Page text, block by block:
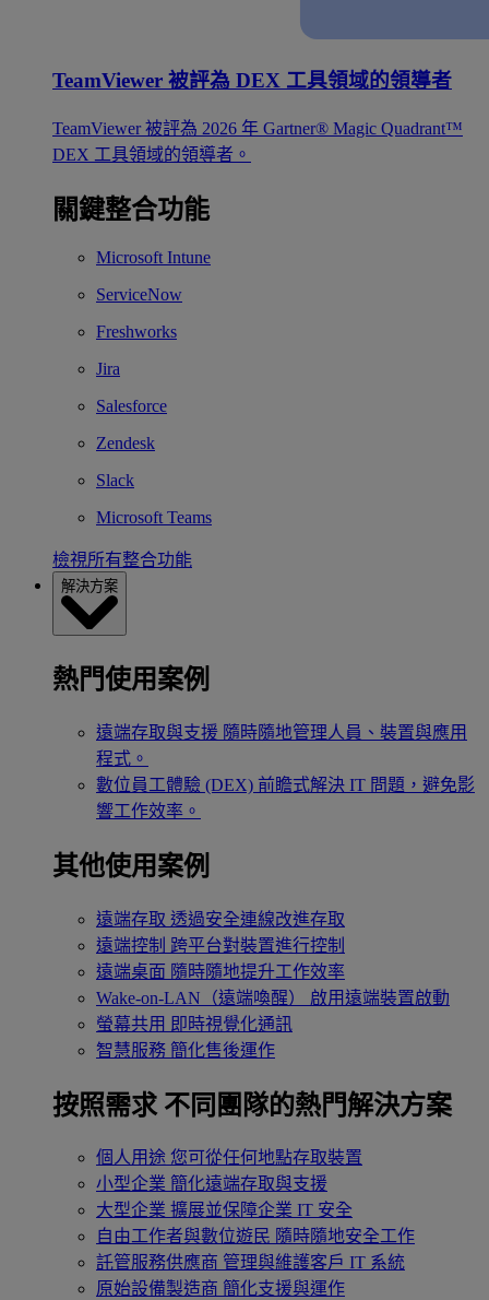
TeamViewer 被評為 DEX 工具領域的領導者
TeamViewer 被評為 2026 年 Gartner® Magic Quadrant™
DEX 工具領域的領導者。
關鍵整合功能
Microsoft Intune
ServiceNow
Freshworks
Jira
Salesforce
Zendesk
Slack
Microsoft Teams
檢視所有整合功能
解決方案
熱門使用案例
遠端存取與支援 隨時隨地管理人員、裝置與應用
程式。
數位員工體驗 (DEX) 前瞻式解決 IT 問題，避免影
響工作效率。
其他使用案例
遠端存取 透過安全連線改進存取
遠端控制 跨平台對裝置進行控制
遠端桌面 隨時隨地提升工作效率
Wake-on-LAN（遠端喚醒）
啟用遠端裝置啟動
螢幕共用 即時視覺化通訊
智慧服務 簡化售後運作
按照需求 不同團隊的熱門解決方案
個人用途 您可從任何地點存取裝置
小型企業 簡化遠端存取與支援
大型企業 擴展並保障企業 IT 安全
自由工作者與數位遊民 隨時隨地安全工作
託管服務供應商 管理與維護客戶 IT 系統
原始設備製造商 簡化支援與運作